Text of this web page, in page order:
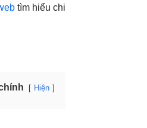
tìm hiểu chi
Hiện